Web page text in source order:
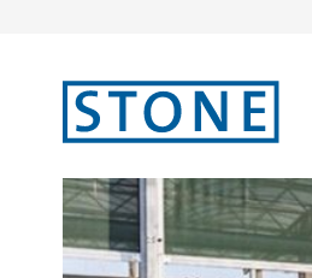
Ga
naar